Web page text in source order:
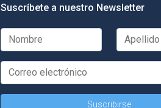
Suscríbete a nuestro Newsletter